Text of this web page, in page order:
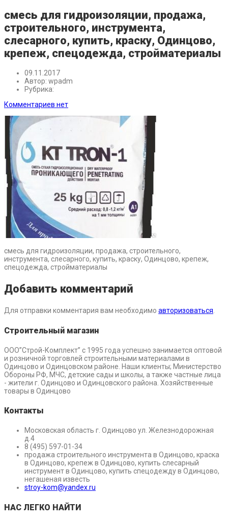
смесь для гидроизоляции, продажа,
строительного, инструмента,
слесарного, купить, краску, Одинцово,
крепеж, спецодежда, стройматериалы
09.11.2017
Автор: wpadm
Рубрика:
Комментариев нет
смесь для гидроизоляции, продажа, строительного,
инструмента, слесарного, купить, краску, Одинцово, крепеж,
спецодежда, стройматериалы
Добавить комментарий
Для отправки комментария вам необходимо авторизоваться.
Строительный магазин
ООО”Строй-Комплект” с 1995 года успешно занимается оптовой
и розничной торговлей строительными материалами в
Одинцово и Одинцовском районе. Наши клиенты; Министерство
Обороны РФ, МЧС, детские сады и школы, а также частные лица
- жители г. Одинцово и Одинцовского района. Хозяйственные
товары в Одинцово
Контакты
Московская область г. Одинцово ул. Железнодорожная
д.4
8 (495) 597-01-34
продажа строительного инструмента в Одинцово, краска
в Одинцово, крепеж в Одинцово, купить слесарный
инструмент в Одинцово, купить спецодежду в Одинцово,
негашеная известь
stroy-kom@yandex.ru
НАС ЛЕГКО НАЙТИ